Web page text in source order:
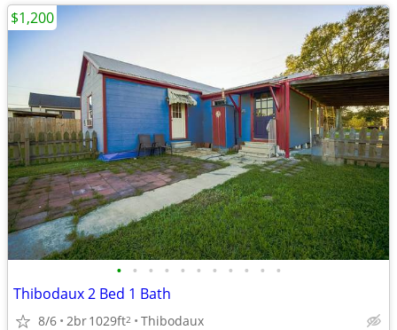
• • • • • • • • • • •
Thibodaux 2 Bed 1 Bath
8/6 2br1029ft2 Thibodaux
$1,200